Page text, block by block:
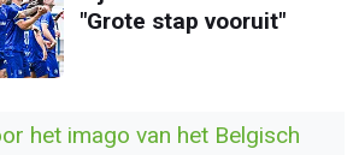
"Grote stap vooruit"
het imago van het Belgisch